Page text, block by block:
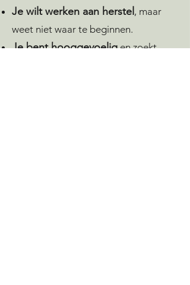
Je wilt werken aan herstel , maar
weet niet waar te beginnen.
Je bent hooggevoeligen zoekt